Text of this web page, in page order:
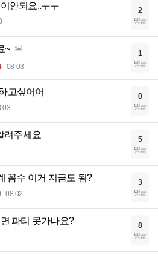
안되요..ㅜㅜ 2
댓글
~
08-03
1
댓글
고싶어어
03
0
댓글
려주세요 5
댓글
꼼수 이거 지금도 됨?
08-02
3
댓글
파티 못가나요? 8
댓글